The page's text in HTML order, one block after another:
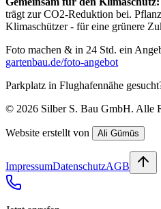
trägt zur CO2-Reduktion bei.
Klimaschützer - für eine grünere
Foto machen & in 24 Std. ein
gartenbau.de/foto-angebot
Parkplatz in Flughafennähe
© 2026 Silber S. Bau GmbH. Alle
Website erstellt von Ali Gümüs
ImpressumDatenschutzAGB